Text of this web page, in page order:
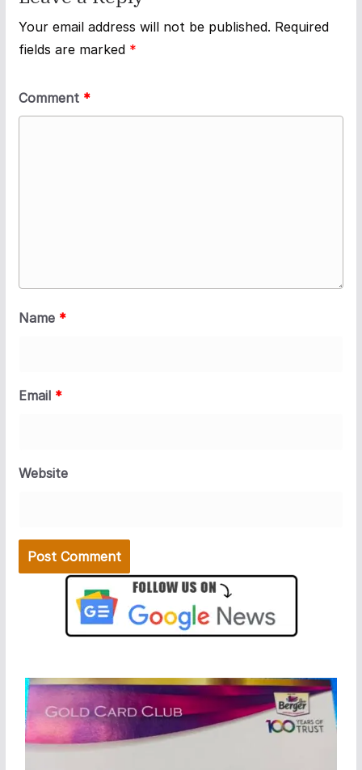
Your email address will not be published. Required
fields are marked *
Comment *
Name *
Email *
Website